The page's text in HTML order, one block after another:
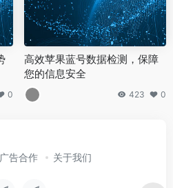
0
高效苹果蓝号数据检测，保障
您的信息安全
423 0
广告合作 关于我们